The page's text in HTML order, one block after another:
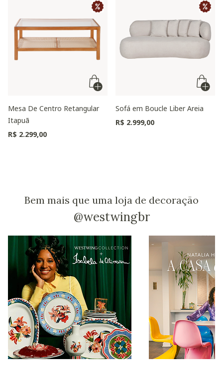
Mesa De Centro Retangular
Itapuã
R$ 2.299,00
Sofá em Boucle Liber Areia
R$ 2.999,00
Bem mais que uma loja de decoração
@westwingbr